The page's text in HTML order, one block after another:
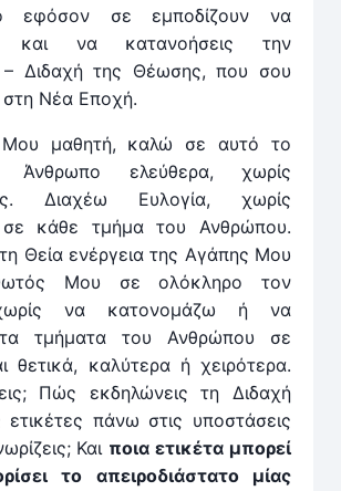
εφόσον σε εμποδίζουν να
και να κατανοήσεις την
Διδαχή της Θέωσης, που σου
Νέα Εποχή.
Μου μαθητή, καλώ σε αυτό το
ελεύθερα, χωρίς
Διαχέω Ευλογία, χωρίς
σε κάθε τμήμα του Ανθρώπου.
Θεία ενέργεια της Αγάπης Μου
Μου σε ολόκληρο τον
να κατονομάζω ή να
τα τμήματα του Ανθρώπου σε
θετικά, καλύτερα ή χειρότερα.
Πώς εκδηλώνεις τη Διδαχή
πάνω στις υποστάσεις
Και ποια ετικέτα μπορεί
το απειροδιάστατο μίας